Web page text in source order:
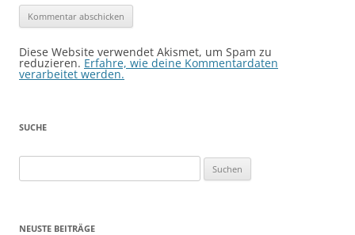
Diese Website verwendet Akismet, um Spam zu
reduzieren. Erfahre, wie deine Kommentardaten
verarbeitet werden.
SUCHE
nach:
NEUSTE BEITRÄGE